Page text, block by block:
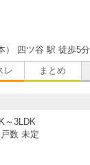
） 四ツ谷 駅 徒歩5分
レ まとめ
～3LDK
数 未定